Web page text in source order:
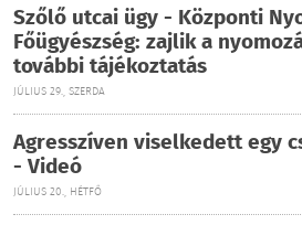
Szőlő utcai ügy - Központi
Főügyészség: zajlik a
további tájékoztatás
JÚLIUS 29., SZERDA
Agresszíven viselkedett egy
- Videó
JÚLIUS 20., HÉTFŐ